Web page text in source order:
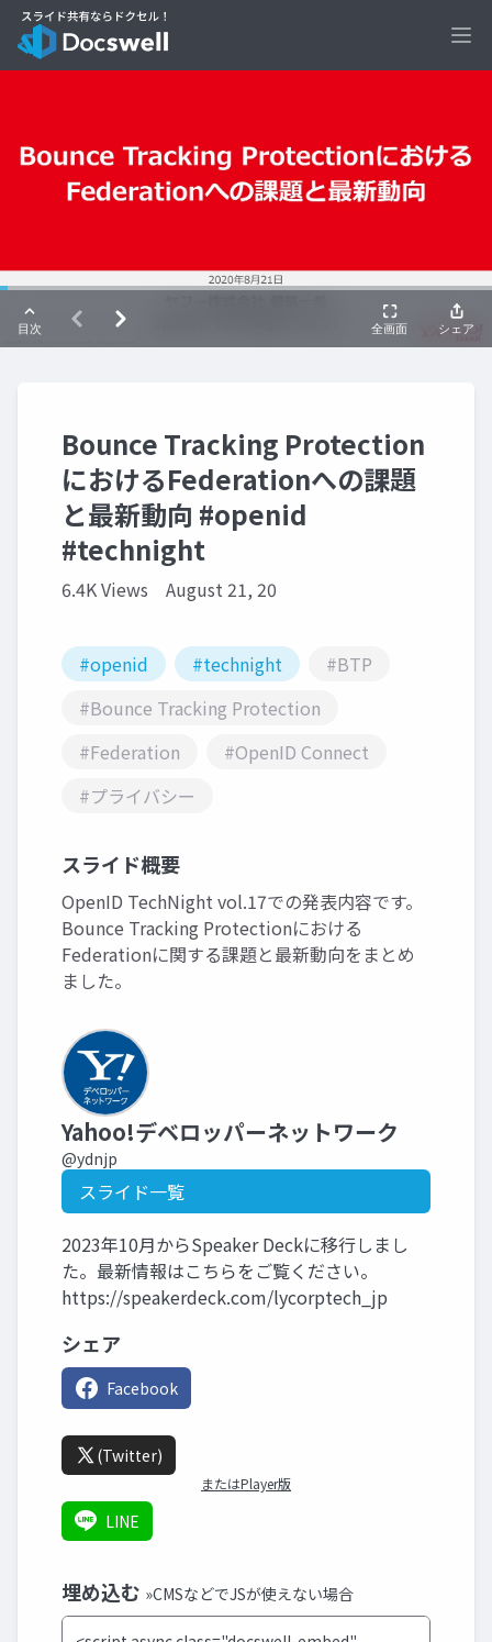
Bounce Tracking Protection
におけるFederationへの課題
と最新動向 #openid
#technight
6.4K Views August 21, 20
#openid #technight
#BTP
#Bounce Tracking Protection
#Federation
#OpenID Connect
#プライバシー
スライド概要
OpenID TechNight vol.17での発表内容です。
Bounce Tracking Protectionにおける
Federationに関する課題と最新動向をまとめ
ました。
Yahoo!デベロッパーネットワーク
@ydnjp
スライド一覧
2023年10月からSpeaker Deckに移行しまし
た。最新情報はこちらをご覧ください。
https://speakerdeck.com/lycorptech_jp
シェア
Facebook
(Twitter)
またはPlayer版
LINE
埋め込む »CMSなどでJSが使えない場合